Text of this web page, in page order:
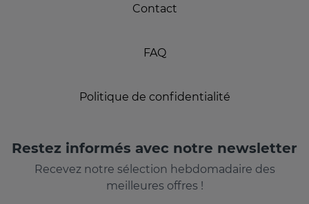
Contact
FAQ
Politique de confidentialité
Restez informés avec notre newsletter
Recevez notre sélection hebdomadaire des
meilleures offres !